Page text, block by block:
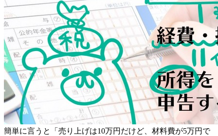
簡単に言うと「売り上げは10万円だけど、材料費が5万円で